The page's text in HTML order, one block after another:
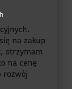
na zakup
otrzymam
na cenę
rozwój